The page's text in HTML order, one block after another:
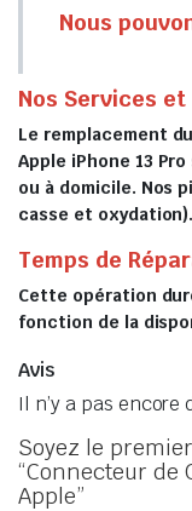
Nous
Nos Services
Le remplacement
Apple iPhone 13
ou à domicile. Nos
casse et oxydation).
Temps de
Cette opération
fonction de la
Avis
Il n’y a pas encore
Soyez le
“Connecteur de
Apple”